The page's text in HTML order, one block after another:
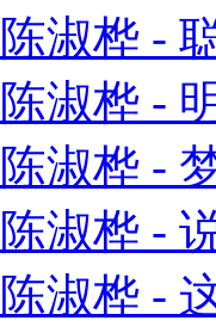
陈淑桦 -
陈淑桦 -
陈淑桦 -
陈淑桦 -
陈淑桦 -